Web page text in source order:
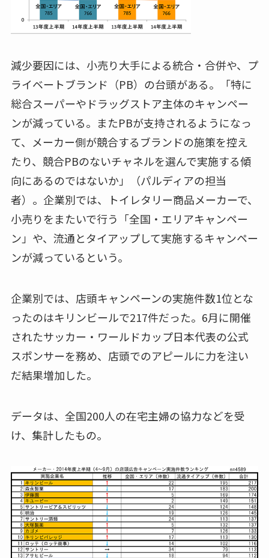
減少要因には、小売り大手による統合・合併や、プ
ライベートブランド（PB）の台頭がある。「特に
総合スーパーやドラッグストア主体のキャンペー
ンが減っている。またPBが支持されるようになっ
て、メーカー側が競合するブランドの施策を控え
たり、競合PBのないチャネルを選んで実施する傾
向にあるのではないか」（パルディアの担当
者）。企業別では、トイレタリー商品メーカーで、
小売りをまたいで行う「全国・エリアキャンペー
ン」や、流通とタイアップして実施するキャンペー
ンが減っているという。
企業別では、店頭キャンペーンの実施件数1位とな
ったのはキリンビールで217件だった。6月に開催
されたサッカー・ワールドカップ日本代表の公式
スポンサーを務め、店頭でのアピールに力を注い
だ結果増加した。
データは、全国200人の在宅主婦の協力などを受
け、集計したもの。